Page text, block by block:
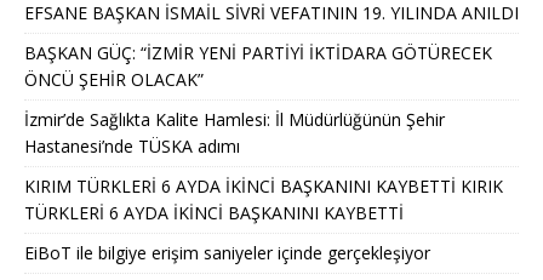
EFSANE BAŞKAN İSMAİL SİVRİ VEFATININ 19. YILINDA ANILDI
BAŞKAN GÜÇ: “İZMİR YENİ PARTİYİ İKTİDARA GÖTÜRECEK
ÖNCÜ ŞEHİR OLACAK”
İzmir’de Sağlıkta Kalite Hamlesi: İl Müdürlüğünün Şehir
Hastanesi’nde TÜSKA adımı
KIRIM TÜRKLERİ 6 AYDA İKİNCİ BAŞKANINI KAYBETTİ KIRIK
TÜRKLERİ 6 AYDA İKİNCİ BAŞKANINI KAYBETTİ
EiBoT ile bilgiye erişim saniyeler içinde gerçekleşiyor